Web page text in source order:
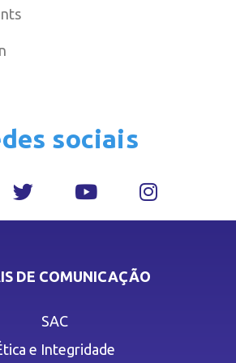
sociais
DE COMUNICAÇÃO
SAC
e Integridade